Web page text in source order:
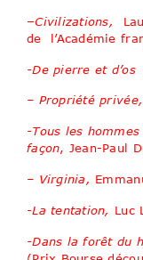
–Civilizations,
de l’Académie
-De pierre et d’os
– Propriété
-Tous les
façon, Jean-Paul
– Virginia,
-La tentation, Luc
-Dans la forêt du